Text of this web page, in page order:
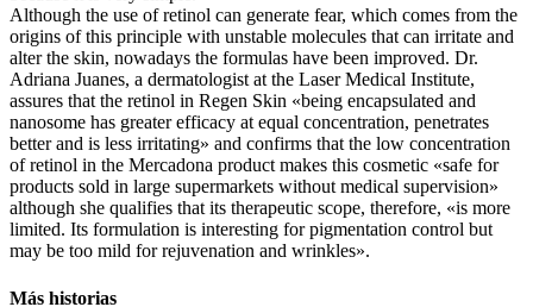
Although the use of retinol can generate fear, which comes from the
origins of this principle with unstable molecules that can irritate and
alter the skin, nowadays the formulas have been improved. Dr.
Adriana Juanes, a dermatologist at the Laser Medical Institute,
assures that the retinol in Regen Skin «being encapsulated and
nanosome has greater efficacy at equal concentration, penetrates
better and is less irritating» and confirms that the low concentration
of retinol in the Mercadona product makes this cosmetic «safe for
products sold in large supermarkets without medical supervision»
although she qualifies that its therapeutic scope, therefore, «is more
limited. Its formulation is interesting for pigmentation control but
may be too mild for rejuvenation and wrinkles».
Más historias